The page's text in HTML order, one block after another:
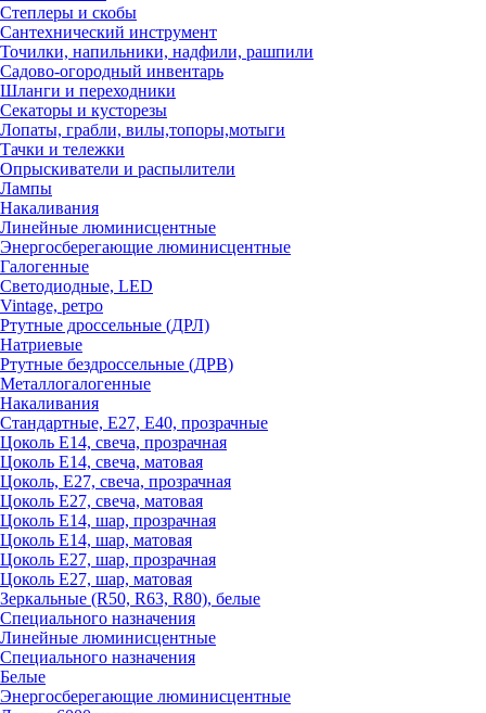
Степлеры и скобы
Сантехнический инструмент
Точилки, напильники, надфили, рашпили
Садово-огородный инвентарь
Шланги и переходники
Секаторы и кусторезы
Лопаты, грабли, вилы,топоры,мотыги
Тачки и тележки
Опрыскиватели и распылители
Лампы
Накаливания
Линейные люминисцентные
Энергосберегающие люминисцентные
Галогенные
Светодиодные, LED
Vintage, ретро
Ртутные дроссельные (ДРЛ)
Натриевые
Ртутные бездроссельные (ДРВ)
Металлогалогенные
Накаливания
Стандартные, Е27, Е40, прозрачные
Цоколь Е14, свеча, прозрачная
Цоколь Е14, свеча, матовая
Цоколь, Е27, свеча, прозрачная
Цоколь Е27, свеча, матовая
Цоколь Е14, шар, прозрачная
Цоколь Е14, шар, матовая
Цоколь Е27, шар, прозрачная
Цоколь Е27, шар, матовая
Зеркальные (R50, R63, R80), белые
Специального назначения
Линейные люминисцентные
Специального назначения
Белые
Энергосберегающие люминисцентные